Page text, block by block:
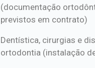
(documentação
previstos em contrato)
Dentística, cirurgias e
ortodontia (instalação